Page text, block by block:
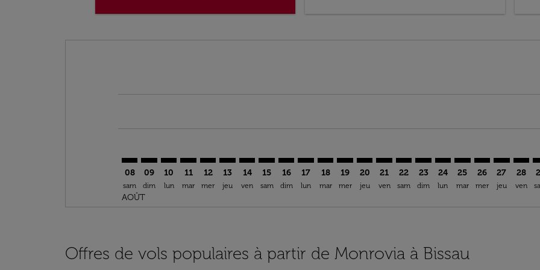
08
sam
AOÛT
09
dim
10
lun
11
mar
12
mer
13
jeu
14
ven
15
sam
16
dim
17
lun
18
mar
ROB–OXB: cmp-view-offers-disclaimer.
19
mer
ROB–OXB: cmp-view-offers-disclaimer.
20
jeu
ROB–OXB: cmp-view-offers-
21
ven
ROB–OXB: cmp-view-offers-
22
sam
ROB–OXB: cmp-view-
23
dim
ROB–OXB: cmp-view-
24
lun
ROB–OXB: cmp-
25
mar
ROB–OXB:
26
mer
27
jeu
28
ven
Offres de vols populaires à partir de Monrovia à Bissau